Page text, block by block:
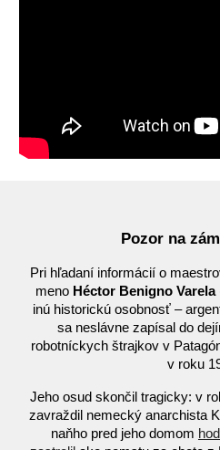
Pozor na
Pri hľadaní informácií o
meno Héctor Benigno Varela
inú historickú osobnosť –
sa neslávne zapísal do
robotníckych štrajkov v
v roku
Jeho osud skončil tragicky: v
zavraždil nemecký anarchista
naňho pred jeho domom